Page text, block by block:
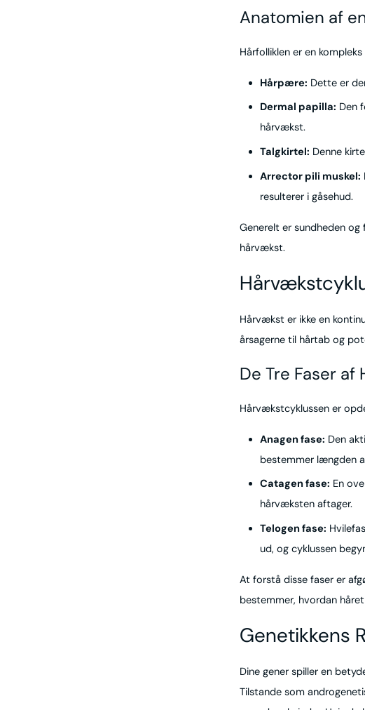
Anatomien af
Hårfolliklen er en
Hårpære: Dette er
Dermal papilla: Den
hårvækst.
Talgkirtel: Denne
Arrector pili muskel:
resulterer i gåsehud.
Generelt er sundheden
hårvækst.
Hårvækst er ikke en
årsagerne til hårtab og
De Tre Faser
Hårvækstcyklussen er
Anagen fase: Den
bestemmer længden
Catagen fase: En
hårvæksten aftager.
Telogen fase:
ud, og cyklussen
At forstå disse faser er
bestemmer, hvordan
Genetikkens
Dine gener spiller en
Tilstande som